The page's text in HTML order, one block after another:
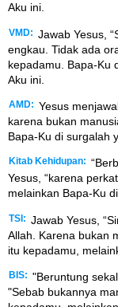
Aku ini.
VMD: Jawab Yesus,
engkau. Tidak ada
kepadamu. Bapa-Ku
Aku ini.
AMD: Yesus
karena bukan
Bapa-Ku di surgalah
Kitab Kehidupan:
Yesus, “karena
melainkan Bapa-Ku
TSI: Jawab Yesus,
Allah. Karena bukan
itu kepadamu,
BIS: "Beruntung
"Sebab bukannya